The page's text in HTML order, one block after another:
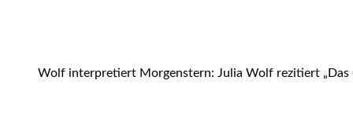
Wolf interpretiert Morgenstern: Julia Wolf rezitiert „Das